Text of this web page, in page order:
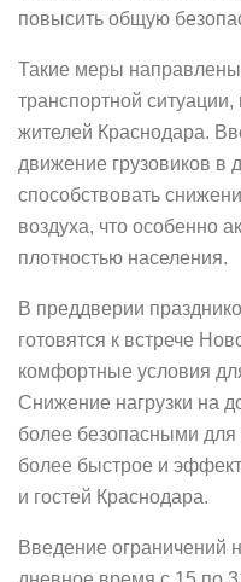
повысить общую
Такие меры
транспортной
жителей Краснодара.
движение грузовиков в
способствовать
воздуха, что особенно
плотностью населения.
В преддверии
готовятся к встрече
комфортные условия
Снижение нагрузки на
более безопасными
более быстрое и
и гостей Краснодара.
Введение ограничений